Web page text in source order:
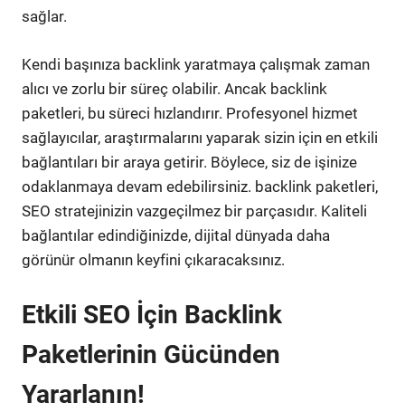
sağlar.
Kendi başınıza backlink yaratmaya çalışmak zaman
alıcı ve zorlu bir süreç olabilir. Ancak backlink
paketleri, bu süreci hızlandırır. Profesyonel hizmet
sağlayıcılar, araştırmalarını yaparak sizin için en etkili
bağlantıları bir araya getirir. Böylece, siz de işinize
odaklanmaya devam edebilirsiniz. backlink paketleri,
SEO stratejinizin vazgeçilmez bir parçasıdır. Kaliteli
bağlantılar edindiğinizde, dijital dünyada daha
görünür olmanın keyfini çıkaracaksınız.
Etkili SEO İçin Backlink
Paketlerinin Gücünden
Yararlanın!